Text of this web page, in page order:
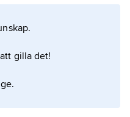
gilla det!